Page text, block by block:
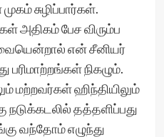
சுழிப்பார்கள்.
பேச விரும்ப
என் சீனியர்
நிகழும்.
மற்றவர்கள் ஹிந்தியிலும்
தத்தளிப்பது
வந்தோம் எழுந்து